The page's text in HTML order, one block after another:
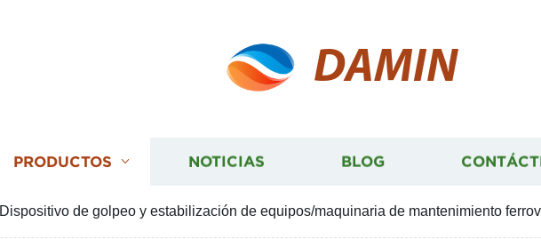
DAMIN
PRODUCTOS NOTICIAS BLOG
Dispositivo de golpeo y estabilización de equipos/maquinaria de mantenimiento